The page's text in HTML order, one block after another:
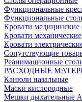
Функциональные
Функциональные
Кровати
Кровати механические
Кровати
Сопутствующие
Реанимационные
РАСХОДНЫЕ
Канюли назальные
Маски кислородные
Мешки дыхательные